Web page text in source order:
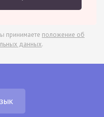
принимаете положение об
данных.